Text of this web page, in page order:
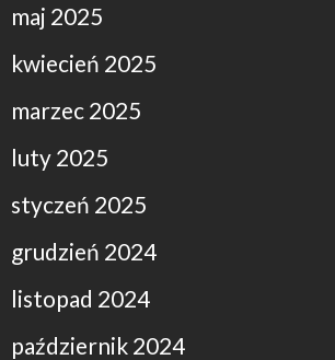
maj 2025
kwiecień 2025
marzec 2025
luty 2025
styczeń 2025
grudzień 2024
listopad 2024
październik 2024